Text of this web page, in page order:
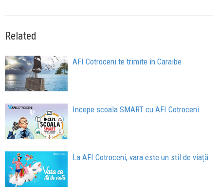
Related
AFI Cotroceni te trimite în Caraibe
Incepe scoala SMART cu AFI Cotroceni
La AFI Cotroceni, vara este un stil de viață